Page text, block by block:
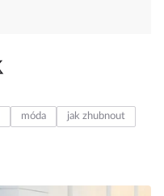
móda jak zhubnout